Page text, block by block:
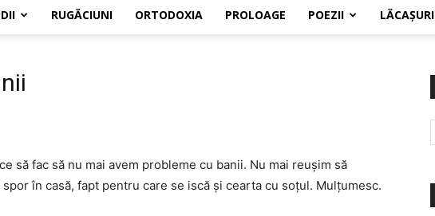
RUGĂCIUNI ORTODOXIA PROLOAGE POEZII LĂCAŞURI
să fac să nu mai avem probleme cu banii. Nu mai reuşim să
în casă, fapt pentru care se iscă şi cearta cu soţul. Mulţumesc.